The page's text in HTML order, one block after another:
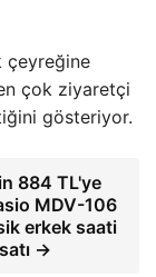
çeyreğine
çok ziyaretçi
gösteriyor.
884 TL'ye
MDV-106
erkek saati
→